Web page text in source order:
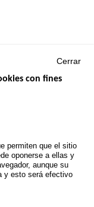
DE
Cerrar
con fines
permiten que el sitio
oponerse a ellas y
aunque su
y esto será efectivo